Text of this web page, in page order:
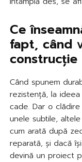
Ce
fapt, când
construcție
Când spunem
rezistență, la
cade. Dar o
unele subtile,
cum arată după
reparată, și dacă
devină un proiect